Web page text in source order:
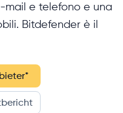
mail e telefono e una
Bitdefender è il
*